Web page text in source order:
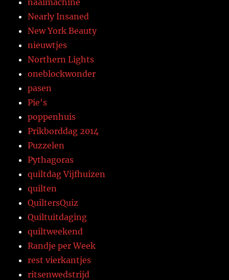
Nearly Insaned
New York Beauty
nieuwtjes
Northern Lights
oneblockwonder
pasen
Pie's
poppenhuis
Prikborddag 2014
Puzzelen
Pythagoras
quiltdag Vijfhuizen
quilten
QuiltersQuiz
Quiltuitdaging
quiltweekend
Randje per Week
rest vierkantjes
ritsenwedstrijd